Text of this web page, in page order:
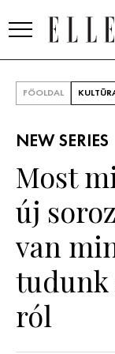
SZÉPSÉG
KULTÚRA
PSZICHÉ
ÉLETMÓD
FŐOLDAL
NEW SERIES
Most
új
van
tudunk
ról